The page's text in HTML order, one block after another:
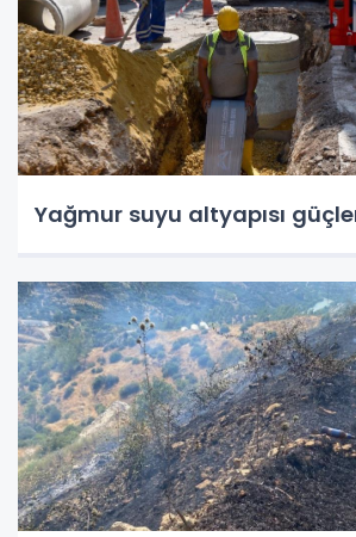
Yağmur suyu altyapısı